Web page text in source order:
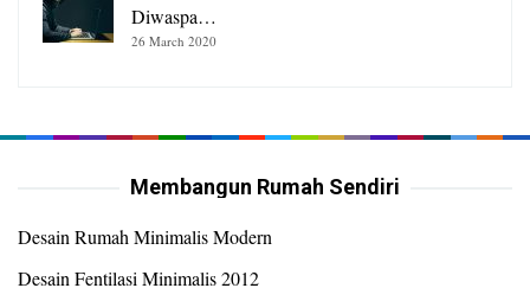
Diwaspa…
26 March 2020
Membangun Rumah Sendiri
Desain Rumah Minimalis Modern
Desain Fentilasi Minimalis 2012